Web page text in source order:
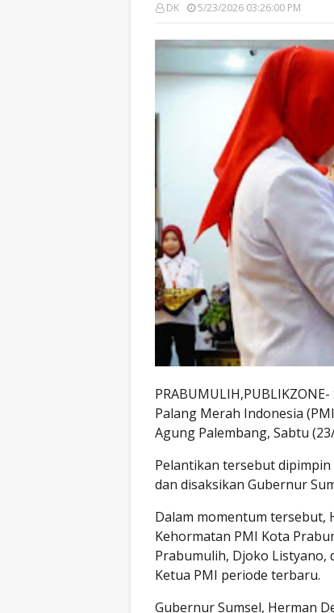
DK 5/23/2026 03:26:00 PM
Palang Merah Indonesia
Agung Palembang, Sabtu
Pelantikan tersebut
dan disaksikan Gubernur
Dalam momentum tersebut,
Kehormatan PMI Kota
Prabumulih, Djoko Listyano,
Ketua PMI periode terbaru.
Gubernur Sumsel, Herman